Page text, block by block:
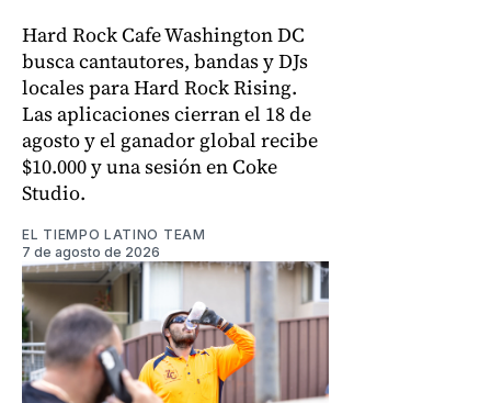
Hard Rock Cafe Washington DC
busca cantautores, bandas y DJs
locales para Hard Rock Rising.
Las aplicaciones cierran el 18 de
agosto y el ganador global recibe
$10.000 y una sesión en Coke
Studio.
EL TIEMPO LATINO TEAM
7 de agosto de 2026